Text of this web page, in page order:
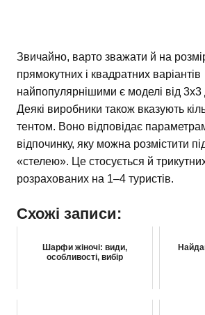
Звичайно, варто зважати й на
прямокутних і квадратних варіантів
найпопулярнішими є моделі від 3х3
Деякі виробники також вказують
тентом. Воно відповідає
відпочинку, яку можна розмістити
«стелею». Це стосується й
розрахованих на 1–4 туристів.
Схожі записи:
Шарфи жіночі: види,
особливості, вибір